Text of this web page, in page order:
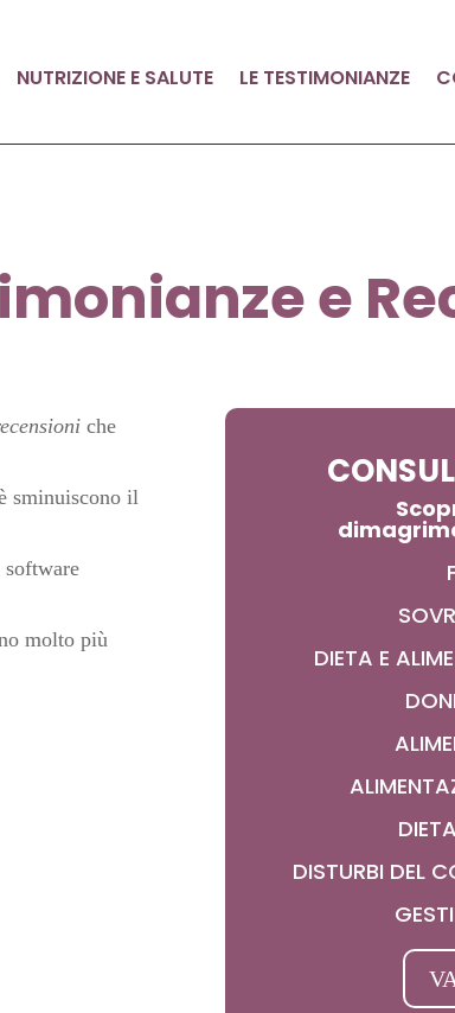
NUTRIZIONE E SALUTE LE TESTIMONIANZE
e
che
sminuiscono il
molto più
DIETA E
DISTURBI DEL